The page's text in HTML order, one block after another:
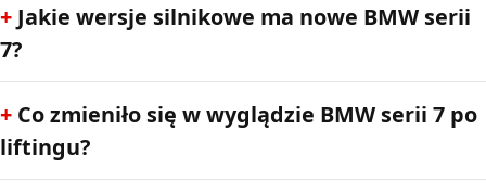
Jakie wersje silnikowe ma nowe BMW serii
7?
Co zmieniło się w wyglądzie BMW serii 7 po
liftingu?